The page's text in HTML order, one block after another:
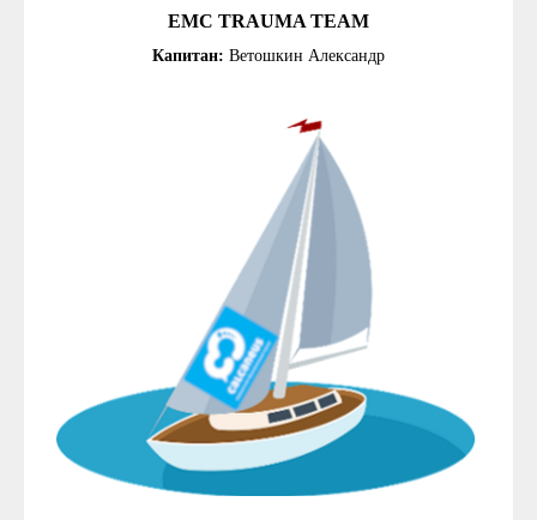
EMC TRAUMA TEAM
Капитан: Ветошкин Александр